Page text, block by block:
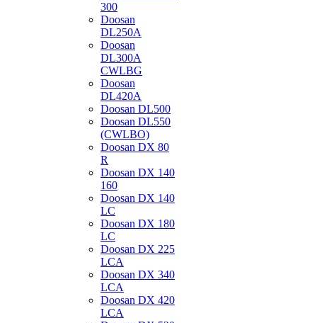
300
Doosan
DL250A
Doosan
DL300A
CWLBG
Doosan
DL420A
Doosan DL500
Doosan DL550
(CWLBO)
Doosan DX 80
R
Doosan DX 140
160
Doosan DX 140
LC
Doosan DX 180
LC
Doosan DX 225
LCA
Doosan DX 340
LCA
Doosan DX 420
LCA